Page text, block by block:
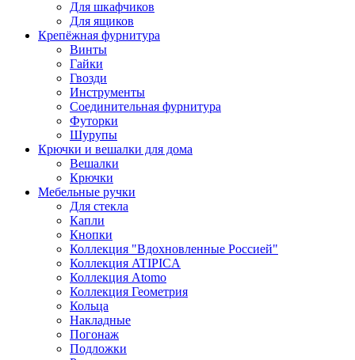
Для шкафчиков
Для ящиков
Крепёжная фурнитура
Винты
Гайки
Гвозди
Инструменты
Соединительная фурнитура
Футорки
Шурупы
Крючки и вешалки для дома
Вешалки
Крючки
Мебельные ручки
Для стекла
Капли
Кнопки
Коллекция "Вдохновленные Россией"
Коллекция ATIPICA
Коллекция Atomo
Коллекция Геометрия
Кольца
Накладные
Погонаж
Подложки